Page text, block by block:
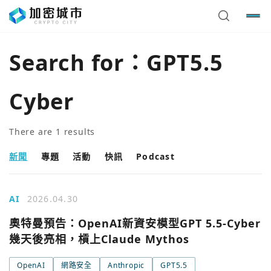
Search for： GPT5.5
Cyber
There are 1 results
新聞 專題 活動 快訊 Podcast
AI 2026.04.30
奧特曼預告：OpenAI新資安模型GPT 5.5-Cyber
幾天後亮相，槓上Claude Mythos
OpenAI 網路安全 Anthropic
GPT5.5